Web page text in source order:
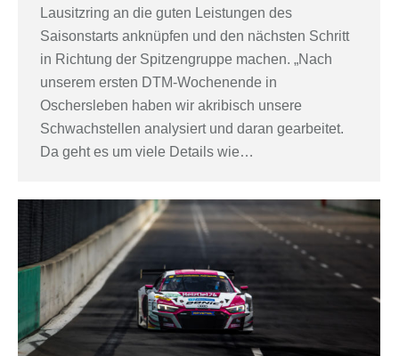
Lausitzring an die guten Leistungen des
Saisonstarts anknüpfen und den nächsten Schritt
in Richtung der Spitzengruppe machen. „Nach
unserem ersten DTM-Wochenende in
Oschersleben haben wir akribisch unsere
Schwachstellen analysiert und daran gearbeitet.
Da geht es um viele Details wie…